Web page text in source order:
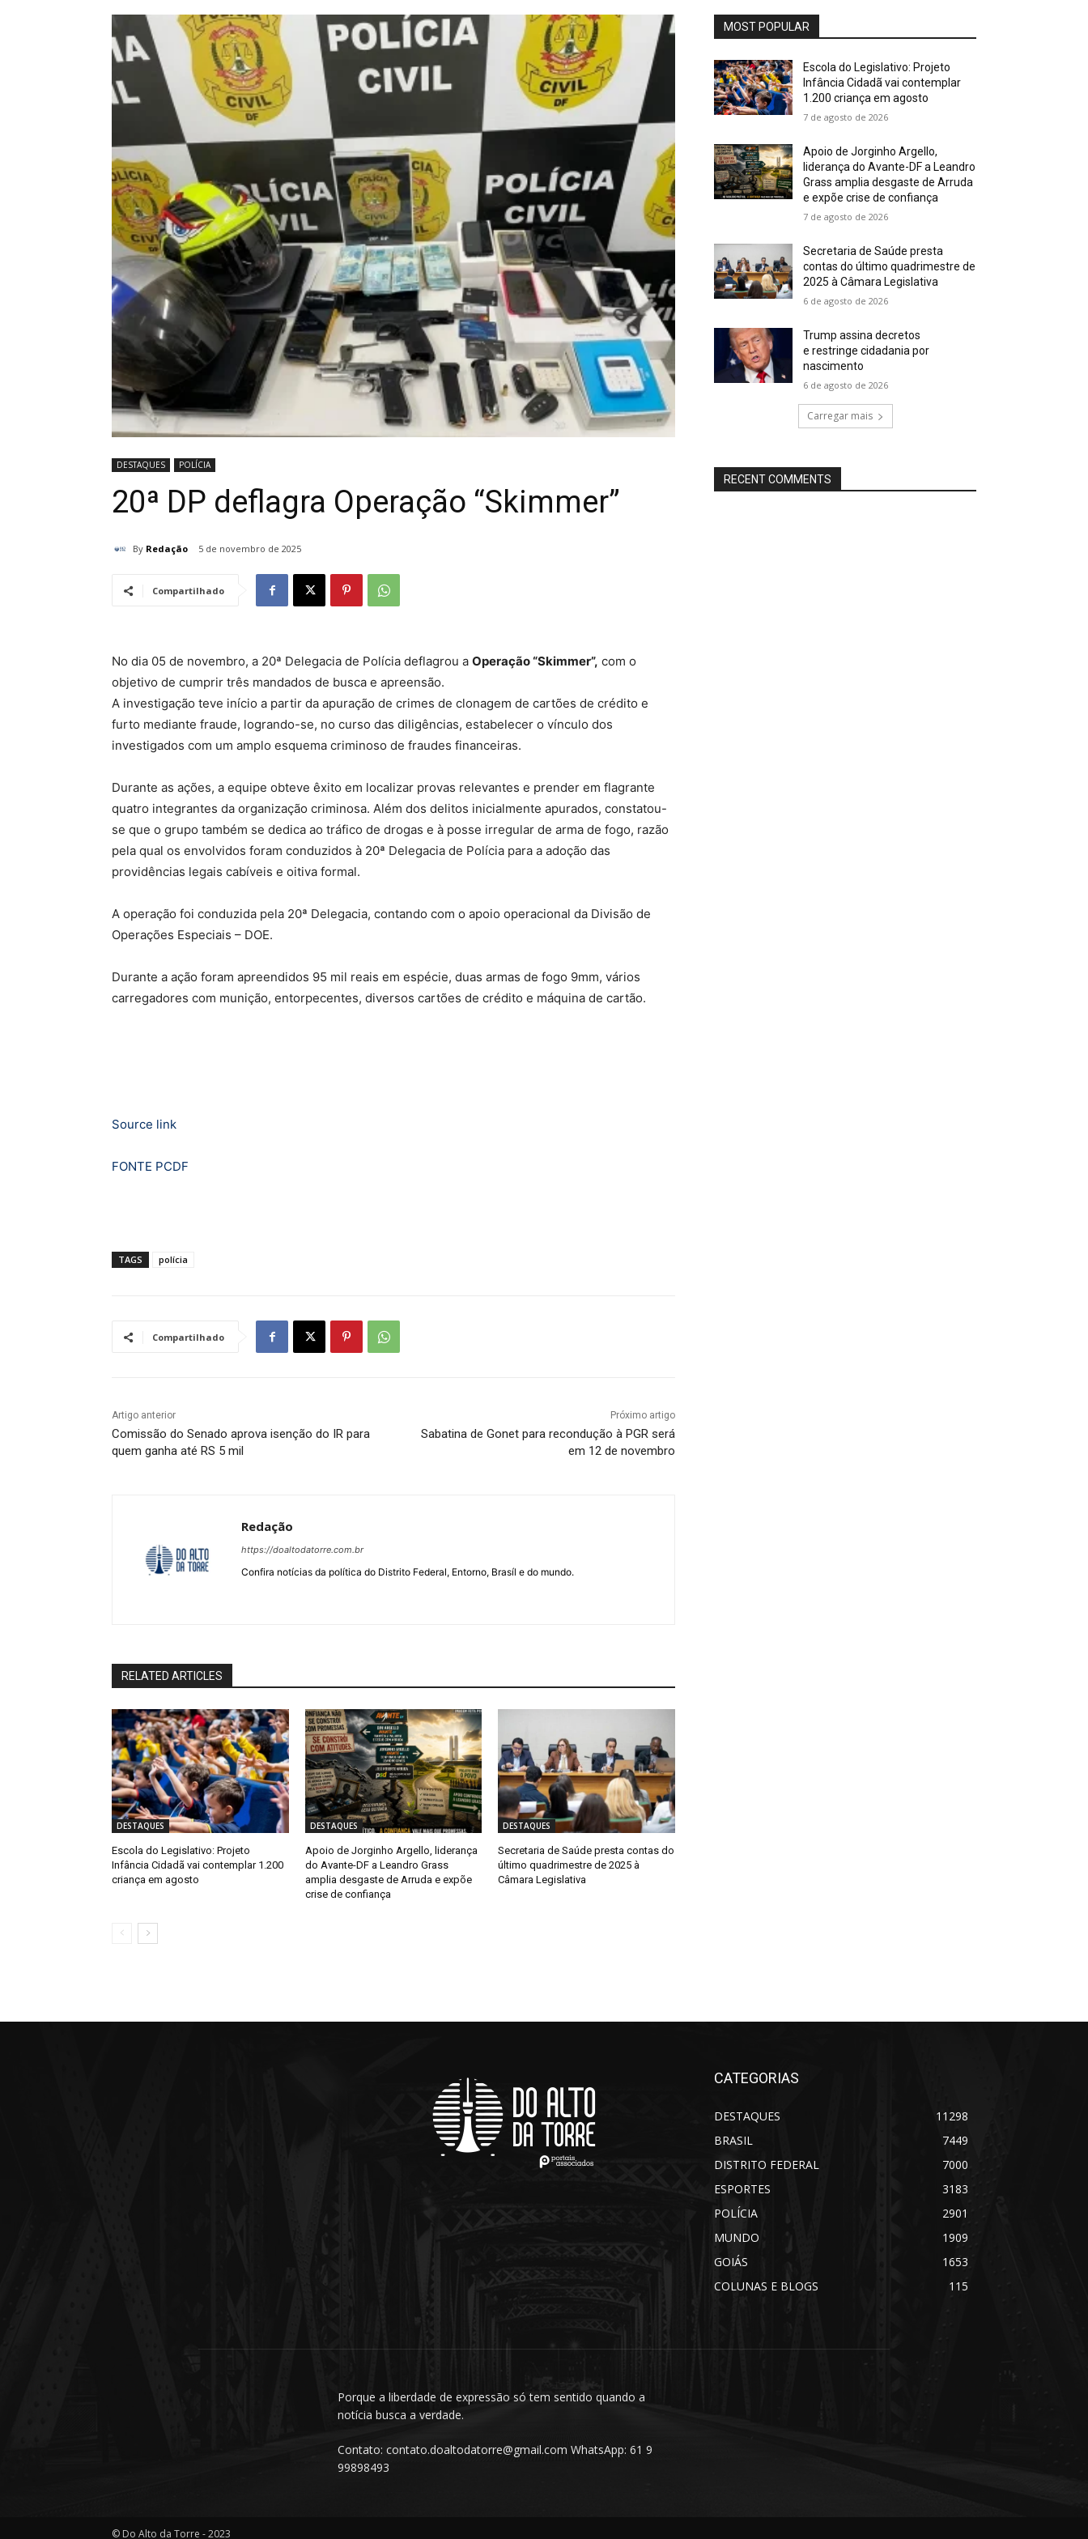
DESTAQUES POLÍCIA
20ª DP deflagra Operação “Skimmer”
By Redação 5 de novembro de 2025
Compartilhado
No dia 05 de novembro, a 20ª Delegacia de Polícia deflagrou a Operação “Skimmer”, com o
objetivo de cumprir três mandados de busca e apreensão.
A investigação teve início a partir da apuração de crimes de clonagem de cartões de crédito e
furto mediante fraude, logrando-se, no curso das diligências, estabelecer o vínculo dos
investigados com um amplo esquema criminoso de fraudes financeiras.
Durante as ações, a equipe obteve êxito em localizar provas relevantes e prender em flagrante
quatro integrantes da organização criminosa. Além dos delitos inicialmente apurados, constatou-
se que o grupo também se dedica ao tráfico de drogas e à posse irregular de arma de fogo, razão
pela qual os envolvidos foram conduzidos à 20ª Delegacia de Polícia para a adoção das
providências legais cabíveis e oitiva formal.
A operação foi conduzida pela 20ª Delegacia, contando com o apoio operacional da Divisão de
Operações Especiais – DOE.
Durante a ação foram apreendidos 95 mil reais em espécie, duas armas de fogo 9mm, vários
carregadores com munição, entorpecentes, diversos cartões de crédito e máquina de cartão.
Source link
FONTE PCDF
TAGS polícia
Compartilhado
Artigo anterior
Comissão do Senado aprova isenção do IR para
quem ganha até RS 5 mil
Próximo artigo
Sabatina de Gonet para recondução à PGR será
em 12 de novembro
Redação
https://doaltodatorre.com.br
Confira notícias da política do Distrito Federal, Entorno, Brasíl e do mundo.
RELATED ARTICLES
DESTAQUES
Escola do Legislativo: Projeto
Infância Cidadã vai contemplar 1.200
criança em agosto
DESTAQUES
Apoio de Jorginho Argello, liderança
do Avante-DF a Leandro Grass
amplia desgaste de Arruda e expõe
crise de confiança
DESTAQUES
Secretaria de Saúde presta contas do
último quadrimestre de 2025 à
Câmara Legislativa
MOST POPULAR
Escola do Legislativo: Projeto
Infância Cidadã vai contemplar
1.200 criança em agosto
7 de agosto de 2026
Apoio de Jorginho Argello,
liderança do Avante-DF a Leandro
Grass amplia desgaste de Arruda
e expõe crise de confiança
7 de agosto de 2026
Secretaria de Saúde presta
contas do último quadrimestre de
2025 à Câmara Legislativa
6 de agosto de 2026
Trump assina decretos
e restringe cidadania por
nascimento
6 de agosto de 2026
Carregar mais
RECENT COMMENTS
CATEGORIAS
DESTAQUES
11298
BRASIL
7449
DISTRITO FEDERAL
7000
ESPORTES
3183
POLÍCIA
2901
MUNDO
1909
GOIÁS
1653
COLUNAS E BLOGS
115
Porque a liberdade de expressão só tem sentido quando a
notícia busca a verdade.
Contato: contato.doaltodatorre@gmail.com WhatsApp: 61 9
99898493
© Do Alto da Torre - 2023